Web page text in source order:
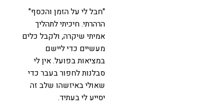
"חבל לי על הזמן והכסף"
הרהרתי. חיכיתי לתהליך
אמיתי שיקרה, ולקבל כלים
מעשיים כדי ליישם
במציאות בפועל. אין לי
סבלנות לחפור בעבר כדי
שאולי באיזשהו שלב זה
יסייע לי בעתיד.